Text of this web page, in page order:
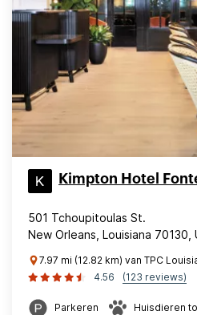
Kimpton Hotel
501 Tchoupitoulas St.
New Orleans, Louisiana
7.97 mi (12.82 km) van TPC
4.56
(123 reviews)
Parkeren Huisdieren